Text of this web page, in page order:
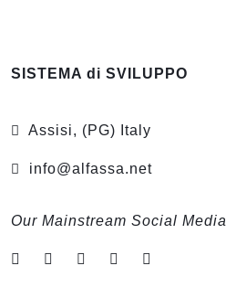
SISTEMA di SVILUPPO
Assisi, (PG) Italy
info@alfassa.net
Our Mainstream Social Media